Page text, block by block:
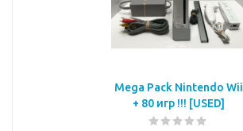
Mega Pack Nintendo Wii
+ 80 игр !!! [USED]